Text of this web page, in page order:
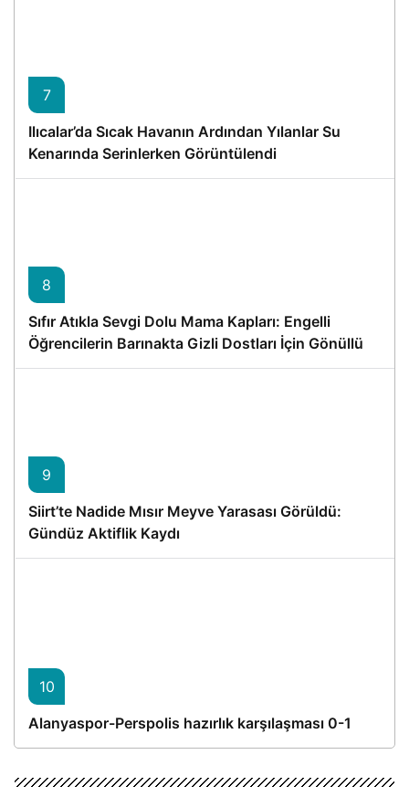
7
Ilıcalar’da Sıcak Havanın Ardından Yılanlar Su
Kenarında Serinlerken Görüntülendi
8
Sıfır Atıkla Sevgi Dolu Mama Kapları: Engelli
Öğrencilerin Barınakta Gizli Dostları İçin Gönüllü
Proje
9
Siirt’te Nadide Mısır Meyve Yarasası Görüldü:
Gündüz Aktiflik Kaydı
10
Alanyaspor-Perspolis hazırlık karşılaşması 0-1